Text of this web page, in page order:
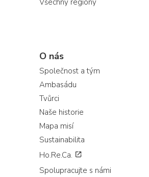
O nás
Společnost a tým
Ambasádu
Tvůrci
Naše historie
Mapa misí
Sustainabilita
Ho.Re.Ca.
Spolupracujte s námi